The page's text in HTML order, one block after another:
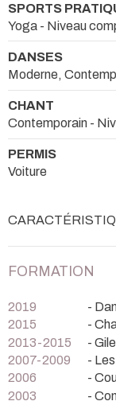
SPORTS
Yoga - Niveau
DANSES
Moderne,
CHANT
Contemporain -
PERMIS
Voiture
FORMATION
2019
-
2015
-
2013-2015
-
2007-2009
-
2006
-
2003
-